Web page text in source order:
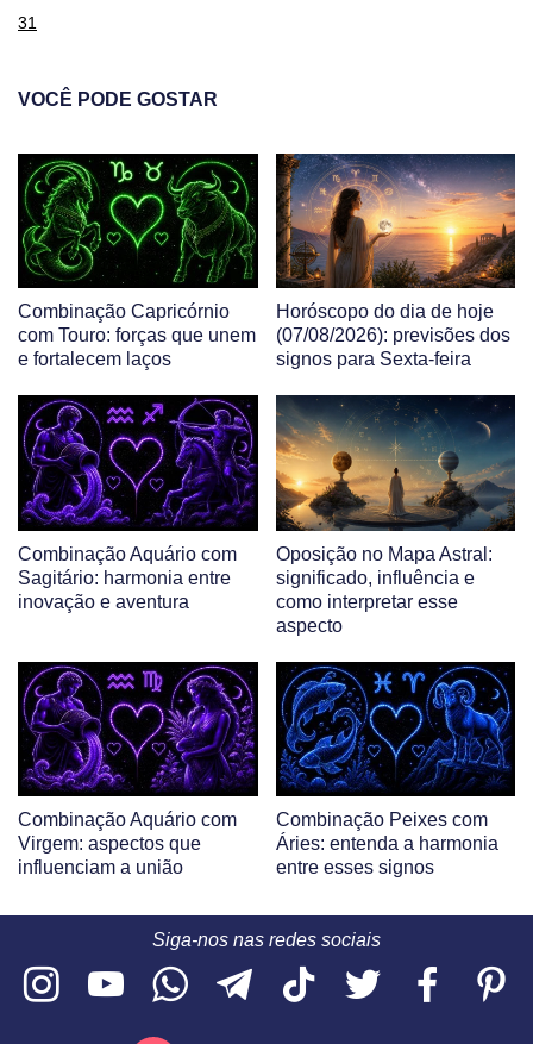
31
VOCÊ PODE GOSTAR
Combinação Capricórnio
com Touro: forças que unem
e fortalecem laços
Horóscopo do dia de hoje
(07/08/2026): previsões dos
signos para Sexta-feira
Combinação Aquário com
Sagitário: harmonia entre
inovação e aventura
Oposição no Mapa Astral:
significado, influência e
como interpretar esse
aspecto
Combinação Aquário com
Virgem: aspectos que
influenciam a união
Combinação Peixes com
Áries: entenda a harmonia
entre esses signos
Siga-nos nas redes sociais